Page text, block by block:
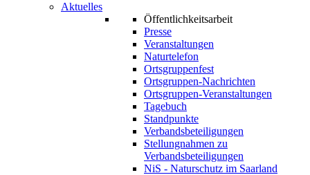
Aktuelles
Öffentlichkeitsarbeit
Presse
Veranstaltungen
Naturtelefon
Ortsgruppenfest
Ortsgruppen-Nachrichten
Ortsgruppen-Veranstaltungen
Tagebuch
Standpunkte
Verbandsbeteiligungen
Stellungnahmen zu
Verbandsbeteiligungen
NiS - Naturschutz im Saarland